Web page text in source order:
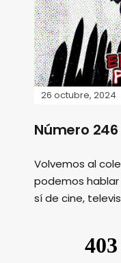
26 octubre, 2024
Número
Volvemos al
podemos
sí de cine,